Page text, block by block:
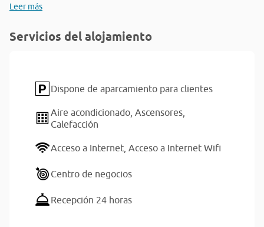
Leer más
Servicios del alojamiento
Dispone de aparcamiento para clientes
Aire acondicionado, Ascensores,
Calefacción
Acceso a Internet, Acceso a Internet Wifi
Centro de negocios
Recepción 24 horas